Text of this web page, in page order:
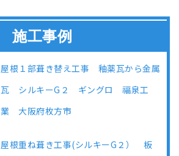
施工事例
屋根１部葺き替え工事 釉薬瓦から金属
瓦 シルキーG２ ギングロ 福泉工
業 大阪府枚方市
屋根重ね葺き工事(シルキーG２） 板